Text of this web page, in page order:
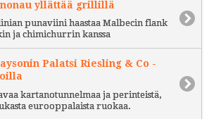
yllättää grillillä
punaviini haastaa Malbecin flank
ja chimichurrin kanssa
Palatsi Riesling & Co -
kartanotunnelmaa ja perinteistä,
eurooppalaista ruokaa.